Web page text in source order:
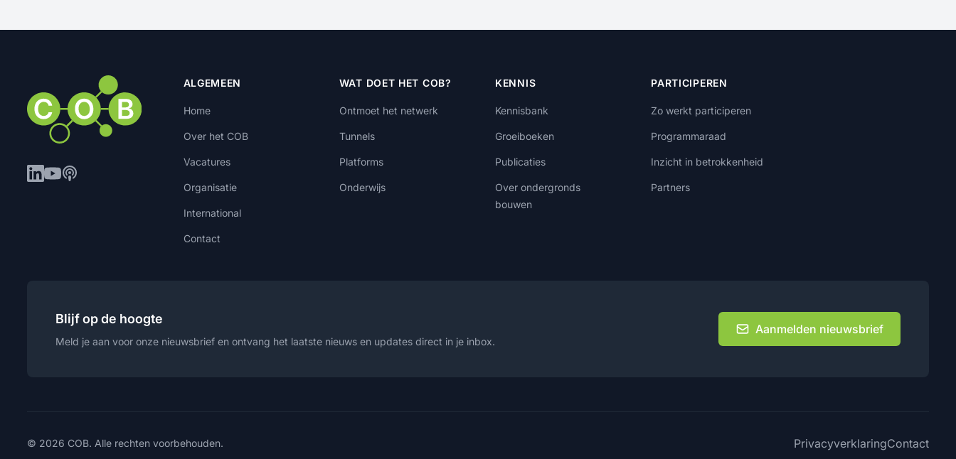
ALGEMEEN
Home
Over het COB
Vacatures
Organisatie
International
Contact
WAT DOET HET COB?
Ontmoet het netwerk
Tunnels
Platforms
Onderwijs
KENNIS
Kennisbank
Groeiboeken
Publicaties
Over ondergronds
bouwen
PARTICIPEREN
Zo werkt participeren
Programmaraad
Inzicht in betrokkenheid
Partners
Blijf op de hoogte
Meld je aan voor onze nieuwsbrief en ontvang het laatste nieuws en updates direct in je inbox.
Aanmelden nieuwsbrief
© 2026 COB. Alle rechten voorbehouden. PrivacyverklaringContact